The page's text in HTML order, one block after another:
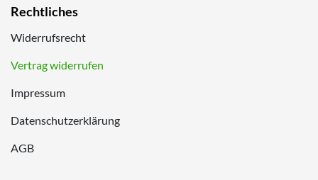
Rechtliches
Widerrufsrecht
Vertrag widerrufen
Impressum
Datenschutzerklärung
AGB